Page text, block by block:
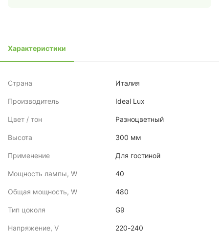
Характеристики
Страна Италия
Производитель Ideal Lux
Цвет / тон Разноцветный
Высота 300 мм
Применение Для гостиной
Мощность лампы, W 40
Общая мощность, W 480
Тип цоколя G9
Напряжение, V 220-240